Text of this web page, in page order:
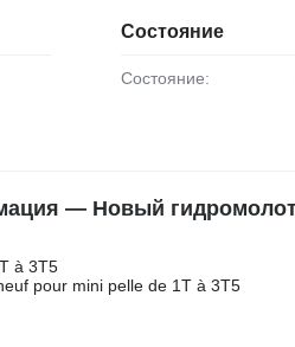
Состояние
Состояние:
— Новый гидромолот
à 3T5
pour mini pelle de 1T à 3T5